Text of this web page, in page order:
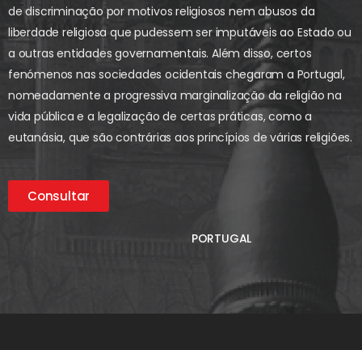
de discriminação por motivos religiosos nem abusos da
liberdade religiosa que pudessem ser imputáveis ao Estado ou
a outras entidades governamentais. Além disso, certos
fenómenos nas sociedades ocidentais chegaram a Portugal,
nomeadamente a progressiva marginalização da religião na
vida pública e a legalização de certas práticas, como a
eutanásia, que são contrárias aos princípios de várias religiões.
Consultar
PORTUGAL